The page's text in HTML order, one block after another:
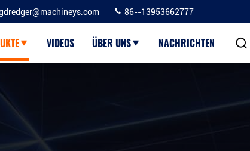
86--13953662777
VIDEOS ÜBER UNS NACHRICHTEN